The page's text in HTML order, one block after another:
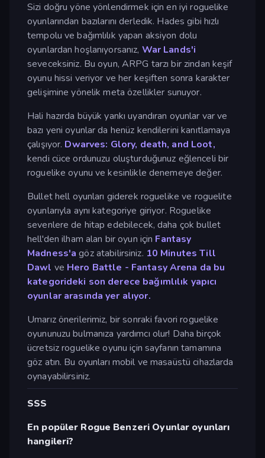
Sizi doğru yöne yönlendirmek için en iyi roguelike
oyunlarından bazılarını derledik. Hades gibi hızlı
tempolu ve bağımlılık yapan aksiyon dolu
oyunlardan hoşlanıyorsanız, War Lands'i
seveceksiniz. Bu oyun, ARPG tarzı bir zindan keşif
oyunu hissi veriyor ve her keşiften sonra karakter
gelişimine yönelik meta özellikler sunuyor.
Hali hazırda büyük yankı uyandıran oyunlar var ve
bazı yeni oyunlar da henüz kendilerini kanıtlamaya
çalışıyor. Dwarves: Glory, death, and Loot,
kendi cüce ordunuzu oluşturduğunuz eğlenceli bir
roguelike oyunu ve kesinlikle denemeye değer.
Bullet hell oyunları giderek roguelike ve roguelite
oyunlarıyla aynı kategoriye giriyor. Roguelike
sevenlere de hitap edebilecek, daha çok bullet
hell'den ilham alan bir oyun için Fantasy
Madness'a göz atabilirsiniz. 10 Minutes Till
Dawl ve Hero Battle - Fantasy Arena da bu
kategorideki son derece bağımlılık yapıcı
oyunlar arasında yer alıyor.
Umarız önerilerimiz, bir sonraki favori roguelike
oyununuzu bulmanıza yardımcı olur! Daha birçok
ücretsiz roguelike oyunu için sayfanın tamamına
göz atın. Bu oyunları mobil ve masaüstü cihazlarda
oynayabilirsiniz.
SSS
En popüler Rogue Benzeri Oyunlar oyunları
hangileri?